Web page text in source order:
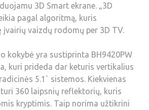
3D Smart ekrane. „3D
pagal algoritmą, kuris
įvairių vaizdų rodomų per 3D TV.
kokybė yra sustiprinta BH9420PW
kuri prideda dar keturis vertikalius
5.1` sistemos. Kiekvienas
360 laipsnių reflektorių, kuris
kryptimis. Taip norima užtikrini